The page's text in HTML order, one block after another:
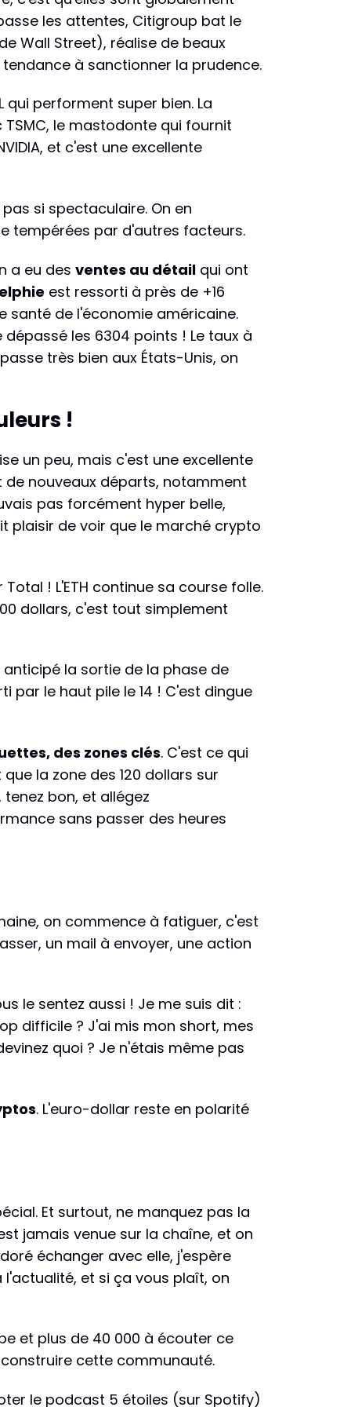
les attentes, Citigroup bat le
Wall Street), réalise de beaux
à sanctionner la prudence.
qui performent super bien. La
le mastodonte qui fournit
et c'est une excellente
si spectaculaire. On en
tempérées par d'autres facteurs.
a eu des ventes au détail qui ont
est ressorti à près de +16
santé de l'économie américaine.
dépassé les 6304 points ! Le taux à
très bien aux États-Unis, on
!
un peu, mais c'est une excellente
de nouveaux départs, notamment
pas forcément hyper belle,
plaisir de voir que le marché crypto
! L'ETH continue sa course folle.
dollars, c'est tout simplement
la sortie de la phase de
par le haut pile le 14 ! C'est dingue
des zones clés. C'est ce qui
la zone des 120 dollars sur
bon, et allégez
sans passer des heures
on commence à fatiguer, c'est
un mail à envoyer, une action
le sentez aussi ! Je me suis dit :
difficile ? J'ai mis mon short, mes
quoi ? Je n'étais même pas
. L'euro-dollar reste en polarité
Et surtout, ne manquez pas la
jamais venue sur la chaîne, et on
échanger avec elle, j'espère
et si ça vous plaît, on
et plus de 40 000 à écouter ce
cette communauté.
le podcast 5 étoiles (sur Spotify)